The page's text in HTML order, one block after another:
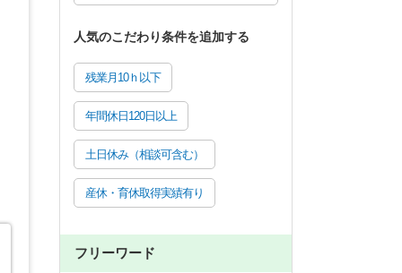
人気のこだわり条件を追加する
残業月10ｈ以下
年間休日120日以上
土日休み（相談可含む）
産休・育休取得実績有り
フリーワード